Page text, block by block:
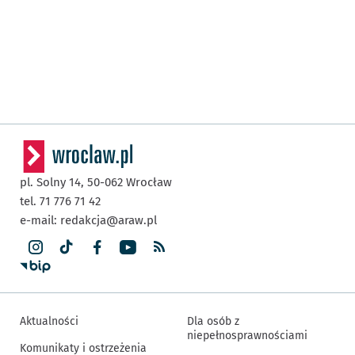
pl. Solny 14, 50-062 Wrocław
tel. 71 776 71 42
e-mail: redakcja@araw.pl
Aktualności
Komunikaty i ostrzeżenia
Dla osób z
niepełnosprawnościami